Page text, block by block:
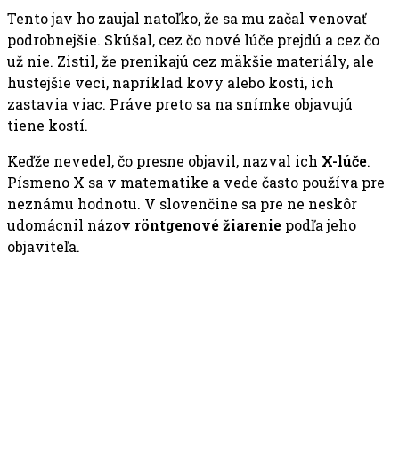
Tento jav ho zaujal natoľko, že sa mu začal venovať
podrobnejšie. Skúšal, cez čo nové lúče prejdú a cez čo
už nie. Zistil, že prenikajú cez mäkšie materiály, ale
hustejšie veci, napríklad kovy alebo kosti, ich
zastavia viac. Práve preto sa na snímke objavujú
tiene kostí.
Keďže nevedel, čo presne objavil, nazval ich X-lúče.
Písmeno X sa v matematike a vede často používa pre
neznámu hodnotu. V slovenčine sa pre ne neskôr
udomácnil názov röntgenové žiarenie podľa jeho
objaviteľa.